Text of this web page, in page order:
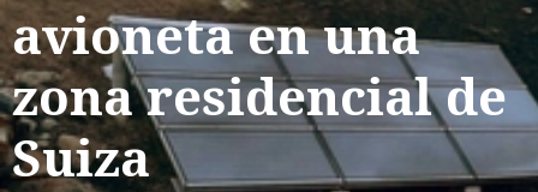
avioneta en una
zona residencial de
Suiza